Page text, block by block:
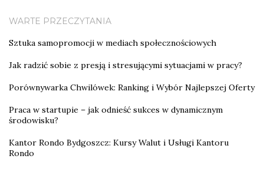
WARTE PRZECZYTANIA
Sztuka samopromocji w mediach społecznościowych
Jak radzić sobie z presją i stresującymi sytuacjami w pracy?
Porównywarka Chwilówek: Ranking i Wybór Najlepszej Oferty
Praca w startupie – jak odnieść sukces w dynamicznym
środowisku?
Kantor Rondo Bydgoszcz: Kursy Walut i Usługi Kantoru
Rondo